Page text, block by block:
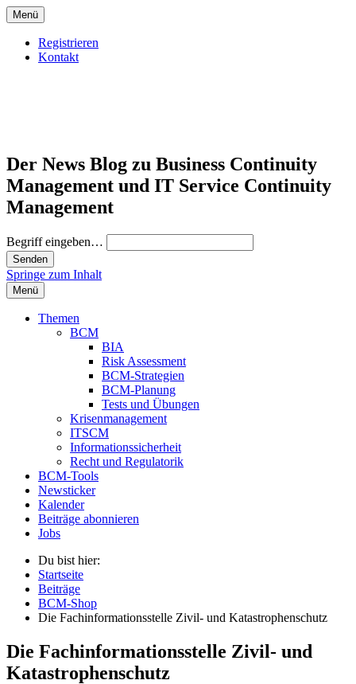
Menü
Registrieren
Kontakt
Der News Blog zu Business Continuity
Management und IT Service Continuity
Management
Begriff eingeben…
Springe zum Inhalt
Menü
Themen
BCM
BIA
Risk Assessment
BCM-Strategien
BCM-Planung
Tests und Übungen
Krisenmanagement
ITSCM
Informationssicherheit
Recht und Regulatorik
BCM-Tools
Newsticker
Kalender
Beiträge abonnieren
Jobs
Du bist hier:
Startseite
Beiträge
BCM-Shop
Die Fachinformationsstelle Zivil- und Katastrophenschutz
Die Fachinformationsstelle Zivil- und
Katastrophenschutz